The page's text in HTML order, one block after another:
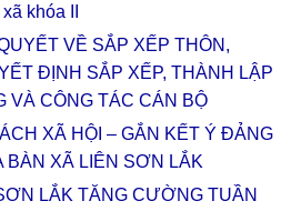
khóa II
VỀ SẮP XẾP THÔN,
ĐỊNH SẮP XẾP, THÀNH LẬP
VÀ CÔNG TÁC CÁN BỘ
XÃ HỘI – GẮN KẾT Ý ĐẢNG
BÀN XÃ LIÊN SƠN LẮK
LẮK TĂNG CƯỜNG TUẦN